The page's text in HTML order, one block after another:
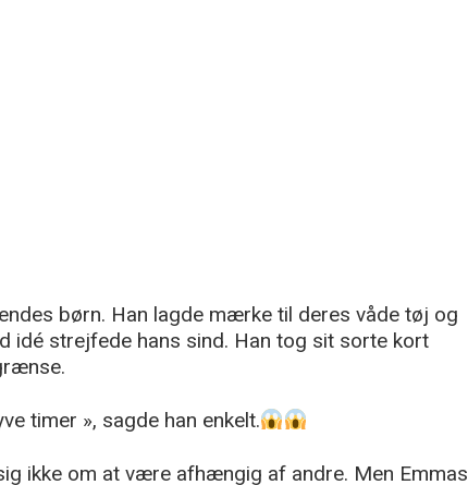
børn. Han lagde mærke til deres våde tøj og
idé strejfede hans sind. Han tog sit sorte kort
timer », sagde han enkelt.
ikke om at være afhængig af andre. Men Emmas